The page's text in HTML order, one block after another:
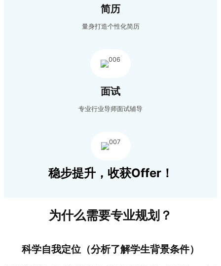
简历
量身打造个性化简历
面试
专业行业导师面试辅导
稳步提升， 收获Offer！
为什么需要专业规划？
科学自我定位（分析了解学生背景条件）